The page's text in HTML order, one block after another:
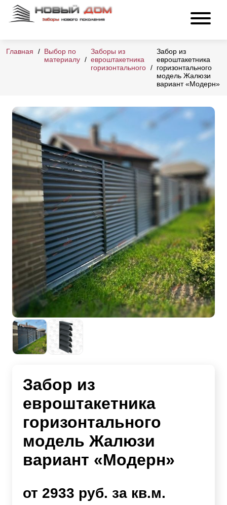
Главная
Выбор по
материалу
Заборы из
евроштакетника
горизонтального
Забор из
евроштакетника
горизонтального
модель Жалюзи
вариант «Модерн»
Забор из
евроштакетника
горизонтального
модель Жалюзи
вариант «Модерн»
от 2933 руб. за кв.м.